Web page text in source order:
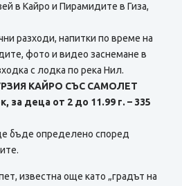
в Кайро и Пирамидите в Гиза,
разходи, напитки по време на
фото и видео заснемане в
с лодка по река Нил.
КАЙРО СЪС САМОЛЕТ
за деца от 2 до 11.99 г. – 335
бъде определено според
известна още като „градът на